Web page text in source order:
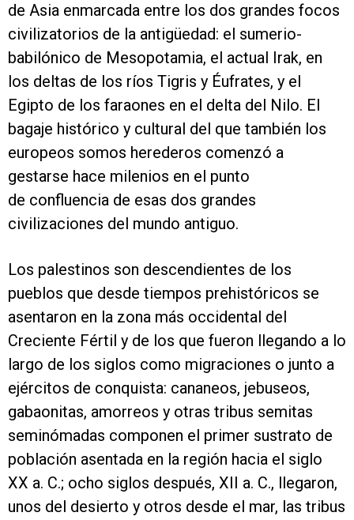
de Asia enmarcada entre los dos grandes focos
civilizatorios de la antigüedad: el sumerio-
babilónico de Mesopotamia, el actual Irak, en
los deltas de los ríos Tigris y Éufrates, y el
Egipto de los faraones en el delta del Nilo. El
bagaje histórico y cultural del que también los
europeos somos herederos comenzó a
gestarse hace milenios en el punto
de confluencia de esas dos grandes
civilizaciones del mundo antiguo.
Los palestinos son descendientes de los
pueblos que desde tiempos prehistóricos se
asentaron en la zona más occidental del
Creciente Fértil y de los que fueron llegando a lo
largo de los siglos como migraciones o junto a
ejércitos de conquista: cananeos, jebuseos,
gabaonitas, amorreos y otras tribus semitas
seminómadas componen el primer sustrato de
población asentada en la región hacia el siglo
XX a. C.; ocho siglos después, XII a. C., llegaron,
unos del desierto y otros desde el mar, las tribus